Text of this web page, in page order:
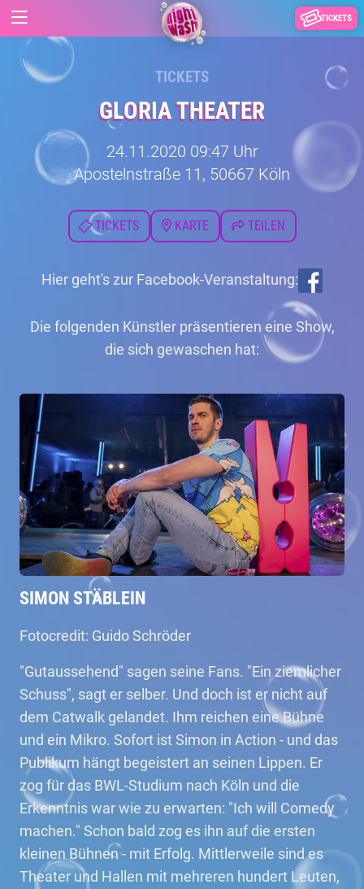
TICKETS
TICKETS
GLORIA THEATER
24.11.2020 09:47 Uhr
Apostelnstraße 11, 50667 Köln
TICKETS KARTE TEILEN
Hier geht's zur Facebook-Veranstaltung:
Die folgenden Künstler präsentieren eine Show,
die sich gewaschen hat:
SIMON STÄBLEIN
Fotocredit: Guido Schröder
"Gutaussehend" sagen seine Fans. "Ein ziemlicher
Schuss", sagt er selber. Und doch ist er nicht auf
dem Catwalk gelandet. Ihm reichen eine Bühne
und ein Mikro. Sofort ist Simon in Action - und das
Publikum hängt begeistert an seinen Lippen. Er
zog für das BWL-Studium nach Köln und die
Erkenntnis war wie zu erwarten: "Ich will Comedy
machen." Schon bald zog es ihn auf die ersten
kleinen Bühnen - mit Erfolg. Mittlerweile sind es
Theater und Hallen mit mehreren hundert Leuten,